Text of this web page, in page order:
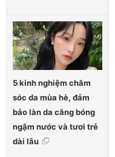
5 kinh nghiệm chăm
sóc da mùa hè, đảm
bảo làn da căng bóng
ngậm nước và tươi trẻ
dài lâu